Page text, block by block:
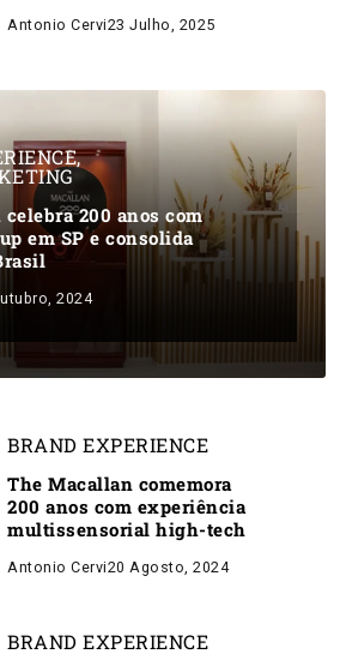
Antonio Cervi23 Julho, 2025
,
200 anos com
em SP e consolida
2024
BRAND EXPERIENCE
The Macallan comemora
200 anos com experiência
multissensorial high-tech
Antonio Cervi20 Agosto, 2024
BRAND EXPERIENCE